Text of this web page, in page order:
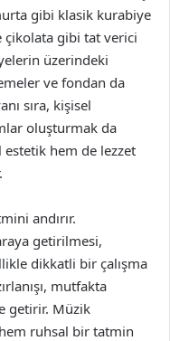
gibi klasik kurabiye
çikolata gibi tat verici
üzerindeki
ve fondan da
sıra, kişisel
oluşturmak da
hem de lezzet
andırır.
getirilmesi,
dikkatli bir çalışma
mutfakta
getirir. Müzik
ruhsal bir tatmin